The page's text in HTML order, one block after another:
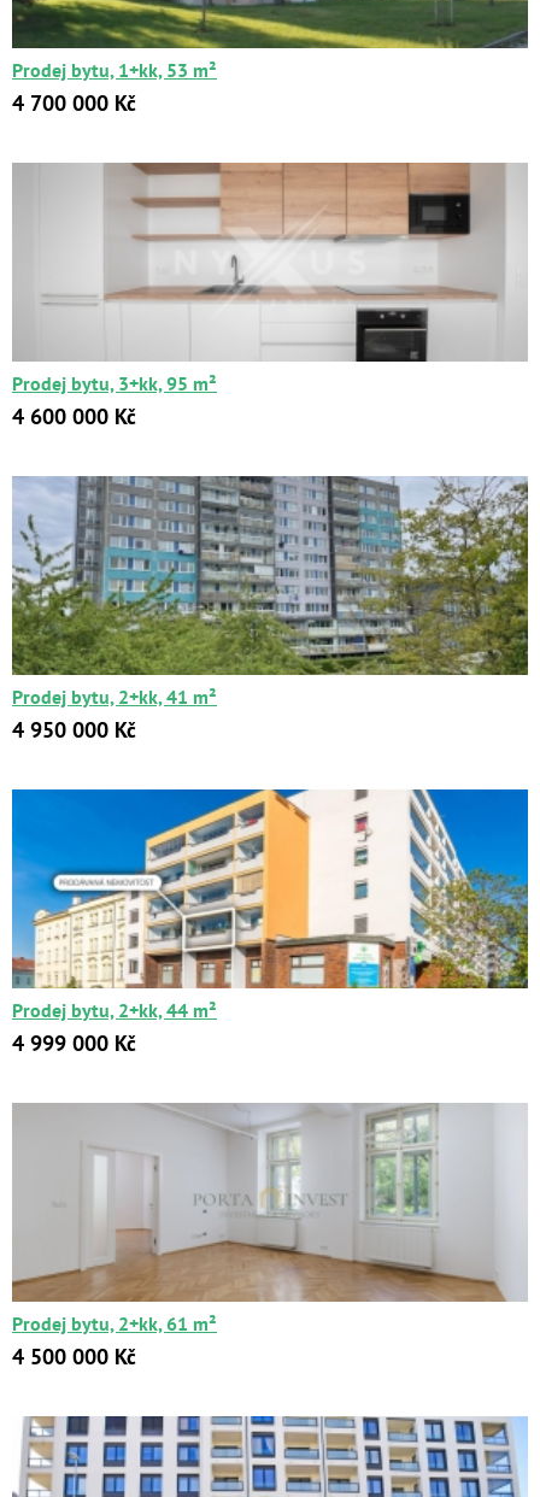
Prodej bytu, 1+kk, 53 m²
4 700 000 Kč
Prodej bytu, 3+kk, 95 m²
4 600 000 Kč
Prodej bytu, 2+kk, 41 m²
4 950 000 Kč
Prodej bytu, 2+kk, 44 m²
4 999 000 Kč
Prodej bytu, 2+kk, 61 m²
4 500 000 Kč